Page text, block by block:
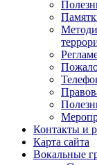
Контакты и
Карта сайта
Вокальные